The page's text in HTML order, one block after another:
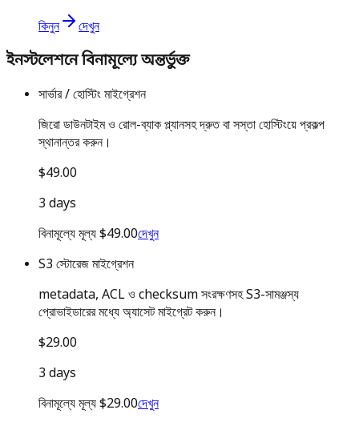
কিনুন দেখুন
ইনস্টলেশনে বিনামূল্যে অন্তর্ভুক্ত
সার্ভার / হোস্টিং মাইগ্রেশন
জিরো ডাউনটাইম ও রোল-ব্যাক প্ল্যানসহ দ্রুত বা সস্তা হোস্টিংয়ে প্রকল্প
স্থানান্তর করুন।
$49.00
3 days
বিনামূল্যে মূল্য $49.00দেখুন
S3 স্টোরেজ মাইগ্রেশন
metadata, ACL ও checksum সংরক্ষণসহ S3-সামঞ্জস্য
প্রোভাইডারের মধ্যে অ্যাসেট মাইগ্রেট করুন।
$29.00
3 days
বিনামূল্যে মূল্য $29.00দেখুন